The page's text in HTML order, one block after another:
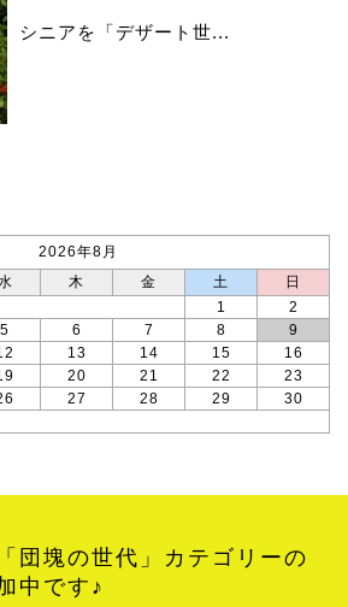
シニアを「デザート世...
2026年8月
木 金 土
日
1
2
5 6 7 8
9
13 14 15
16
20 21 22
23
27 28 29
30
団塊の世代」カテゴリーの
中です♪